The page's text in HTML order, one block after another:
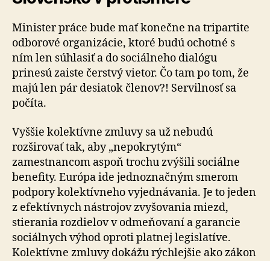
Minister práce bude mať konečne na tripartite
odborové organizácie, ktoré budú ochotné s
ním len súhlasiť a do sociálneho dialógu
prinesú zaiste čerstvý vietor. Čo tam po tom, že
majú len pár desiatok členov?! Servilnosť sa
počíta.
Vyššie kolektívne zmluvy sa už nebudú
rozširovať tak, aby „nepokrytým“
zamestnancom aspoň trochu zvýšili sociálne
benefity. Európa ide jednoznačným smerom
podpory kolektívneho vyjednávania. Je to jeden
z efektívnych nástrojov zvyšovania miezd,
stierania rozdielov v odmeňovaní a garancie
sociálnych výhod oproti platnej legislatíve.
Kolektívne zmluvy dokážu rýchlejšie ako zákon